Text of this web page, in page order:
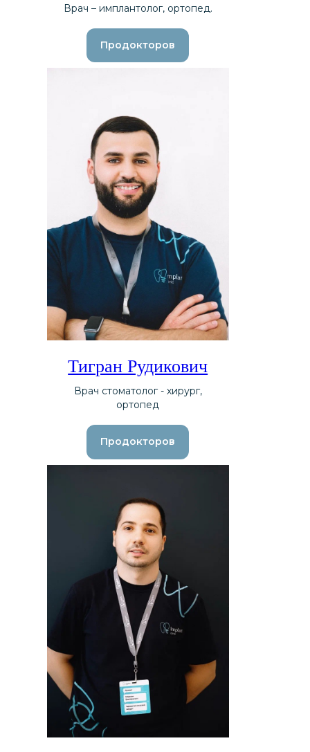
Врач – имплантолог, ортопед.
Продокторов
Тигран Рудикович
Врач стоматолог - хирург,
ортопед
Продокторов